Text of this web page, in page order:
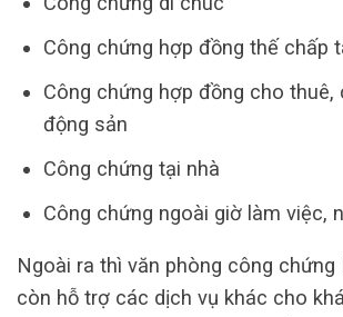
Công chứng hợp đồng thế chấp
Công chứng hợp đồng cho
động sản
Công chứng tại nhà
Công chứng ngoài giờ làm việc,
Ngoài ra thì văn phòng công chứng
còn hỗ trợ các dịch vụ khác cho